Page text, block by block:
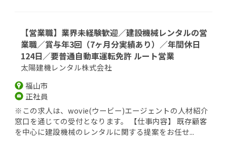
【営業職】業界未経験歓迎／建設機械レンタルの営
業職／賞与年3回（7ヶ月分実績あり）／年間休日
124日／要普通自動車運転免許 ルート営業
太陽建機レンタル株式会社
福山市
正社員
※この求人は、wovie(ウービー)エージェントの人材紹介
窓口を通じての受付となります。 【仕事内容】 既存顧客
を中心に建設機械のレンタルに関する提案をお任せ...